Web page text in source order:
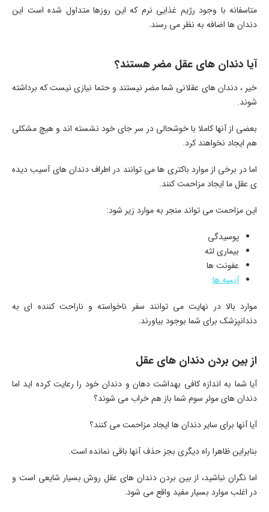
متاسفانه با وجود رژیم غذایی نرم که این روزها متداول شده است این
دندان ها اضافه به نظر می رسند.
آیا دندان های عقل مضر هستند؟
خیر ، دندان های عقلانی شما مضر نیستند و حتما نیازی نیست که برداشته
شوند.
بعضی از آنها کاملا با خوشحالی در سر جای خود نشسته اند و هیچ مشکلی
هم ایجاد نخواهند کرد.
اما در برخی از موارد باکتری ها می توانند در اطراف دندان های آسیب دیده
ی عقل ما ایجاد مزاحمت کنند.
این مزاحمت می تواند منجر به موارد زیر شود:
پوسیدگی
بیماری لثه
عفونت ها
آبسه ها
موارد بالا در نهایت می توانند سفر ناخواسته و ناراحت کننده ای به
دندانپزشک برای شما بوجود بیاورند.
از بین بردن دندان های عقل
آیا شما به اندازه کافی بهداشت دهان و دندان خود را رعایت کرده اید اما
دندان های مولر سوم شما باز هم خراب می شوند؟
آیا آنها برای سایر دندان ها ایجاد مزاحمت می کنند؟
بنابراین ظاهرا راه دیگری بجز حذف آنها باقی نمانده است.
اما نگران نباشید، از بین بردن دندان های عقل روش بسیار شایعی است و
در اغلب موارد بسیار مفید واقع می شود.